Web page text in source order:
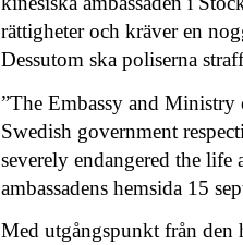
rättigheter och kräver en
Dessutom ska poliserna
”The Embassy and Ministry
Swedish government
severely endangered the
ambassadens hemsida 15
Med utgångspunkt från den